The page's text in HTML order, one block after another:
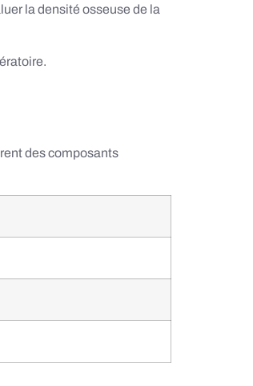
la densité osseuse de la
des composants